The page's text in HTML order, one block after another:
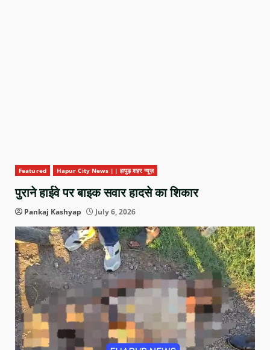
Featured Hapur City News || हापुड़ शहर न्यूज़
पुराने हाईवे पर बाइक सवार हादसे का शिकार
Pankaj Kashyap July 6, 2026